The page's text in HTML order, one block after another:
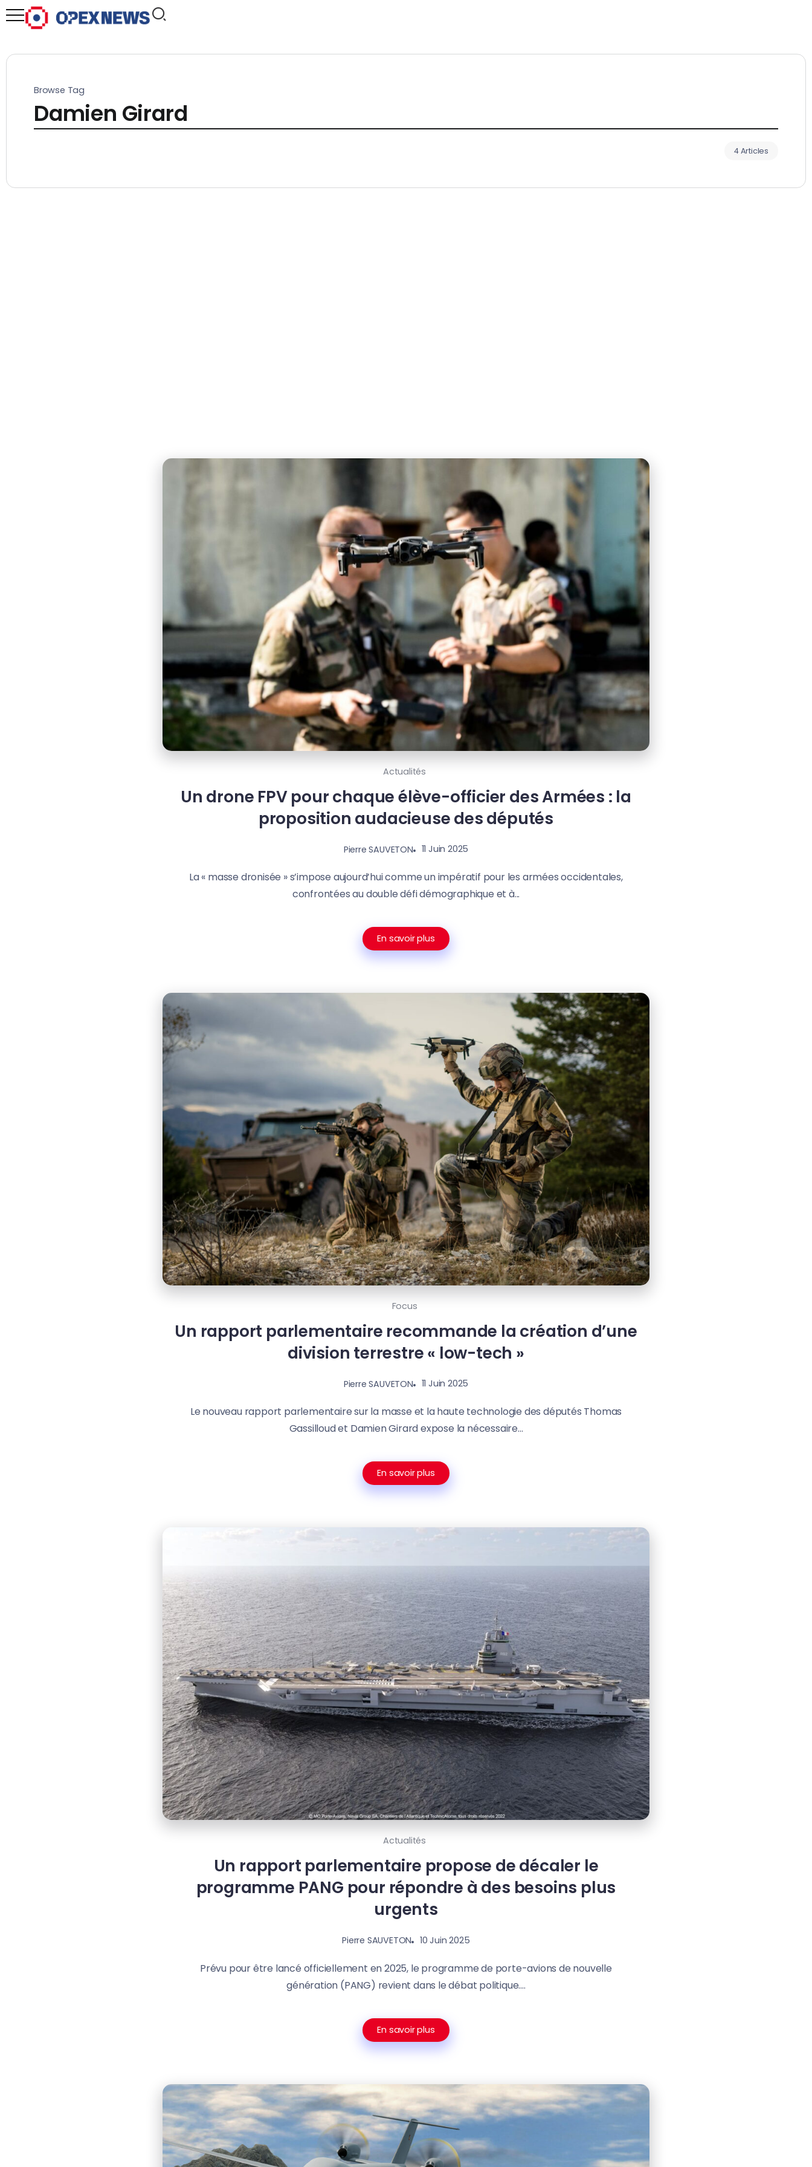
Browse Tag
Damien Girard
4 Articles
Actualités
Un drone FPV pour chaque élève-officier des Armées : la
proposition audacieuse des députés
Pierre SAUVETON 11 Juin 2025
La « masse dronisée » s’impose aujourd’hui comme un impératif pour les armées occidentales,
confrontées au double défi démographique et à...
En savoir plus
Focus
Un rapport parlementaire recommande la création d’une
division terrestre « low-tech »
Pierre SAUVETON 11 Juin 2025
Le nouveau rapport parlementaire sur la masse et la haute technologie des députés Thomas
Gassilloud et Damien Girard expose la nécessaire...
En savoir plus
Actualités
Un rapport parlementaire propose de décaler le
programme PANG pour répondre à des besoins plus
urgents
Pierre SAUVETON 10 Juin 2025
Prévu pour être lancé officiellement en 2025, le programme de porte-avions de nouvelle
génération (PANG) revient dans le débat politique....
En savoir plus